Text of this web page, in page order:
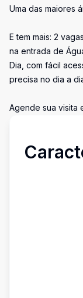
Uma das maiores
E tem mais: 2
na entrada de
Dia, com fácil
precisa no dia a
Agende sua visita